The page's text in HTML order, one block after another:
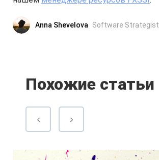
Anna Shevelova Software Strategist
Похожие статьи